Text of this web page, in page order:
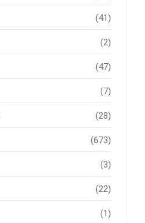
(41)
(2)
(47)
(7)
(28)
(673)
(3)
(22)
(1)